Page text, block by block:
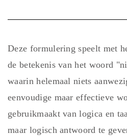
Deze formulering speelt met
de betekenis van het woord
waarin helemaal niets
eenvoudige maar effectieve
gebruikmaakt van logica en
maar logisch antwoord te